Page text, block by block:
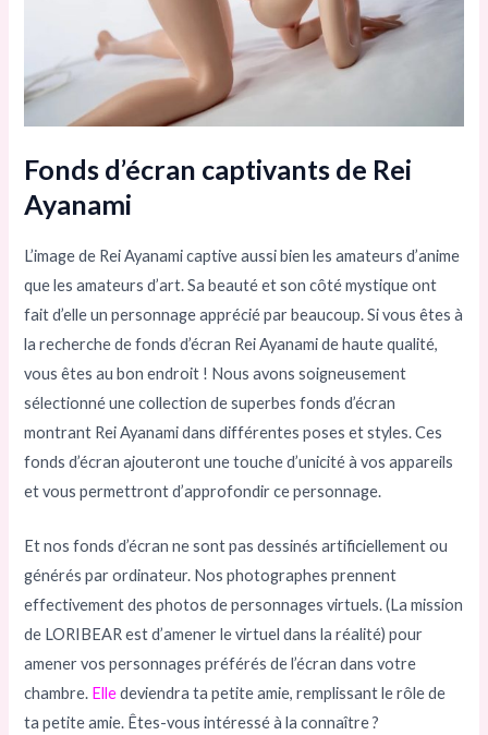
Fonds d’écran captivants de Rei
Ayanami
L’image de Rei Ayanami captive aussi bien les amateurs d’anime
que les amateurs d’art. Sa beauté et son côté mystique ont
fait d’elle un personnage apprécié par beaucoup. Si vous êtes à
la recherche de fonds d’écran Rei Ayanami de haute qualité,
vous êtes au bon endroit ! Nous avons soigneusement
sélectionné une collection de superbes fonds d’écran
montrant Rei Ayanami dans différentes poses et styles. Ces
fonds d’écran ajouteront une touche d’unicité à vos appareils
et vous permettront d’approfondir ce personnage.
Et nos fonds d’écran ne sont pas dessinés artificiellement ou
générés par ordinateur. Nos photographes prennent
effectivement des photos de personnages virtuels. (La mission
de LORIBEAR est d’amener le virtuel dans la réalité) pour
amener vos personnages préférés de l’écran dans votre
chambre. Elledeviendra ta petite amie, remplissant le rôle de
ta petite amie. Êtes-vous intéressé à la connaître ?